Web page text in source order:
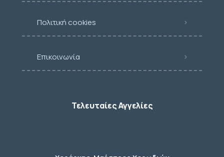
Πολιτική cookies
Επικοινωνία
Τελευταίες Αγγελίες